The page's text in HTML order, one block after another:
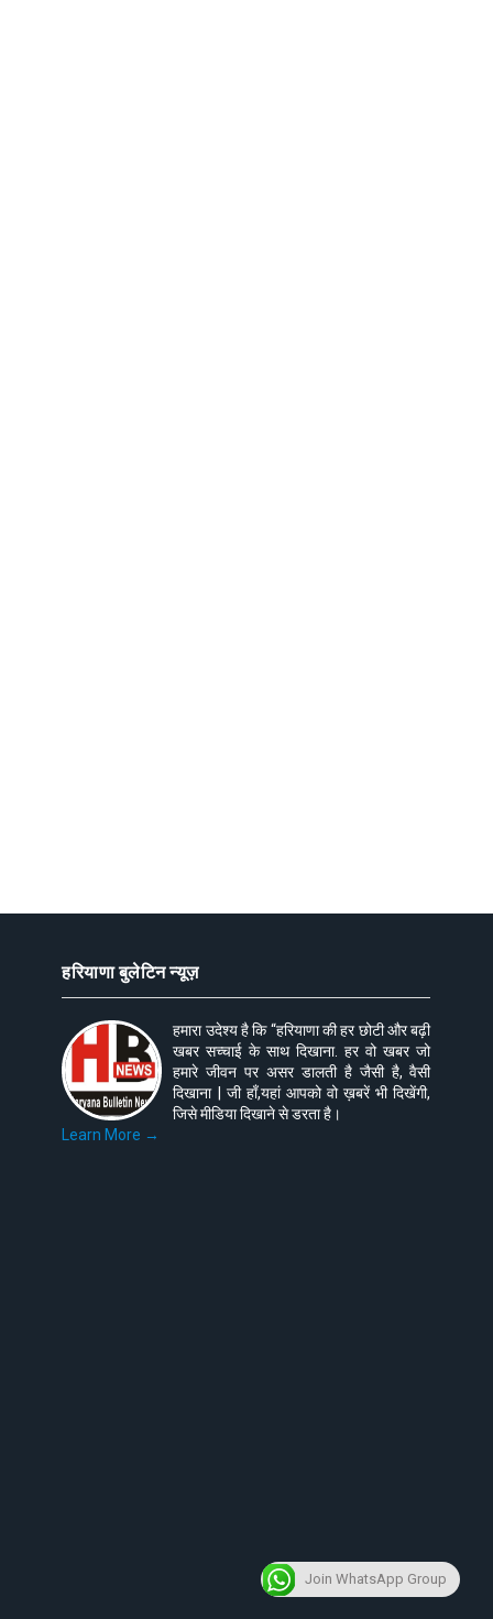
हरियाणा बुलेटिन न्यूज़
हमारा उदेश्य है कि “हरियाणा की हर छोटी और बढ़ी
खबर सच्चाई के साथ दिखाना. हर वो खबर जो
हमारे जीवन पर असर डालती है जैसी है, वैसी
दिखाना | जी हाँ,यहां आपको वो ख़बरें भी दिखेंगी,
जिसे मीडिया दिखाने से डरता है।
Learn More →
Join WhatsApp Group